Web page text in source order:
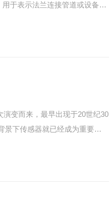
于表示法兰连接管道或设备的
变而来，最早出现于20世纪30
景下传感器就已经成为重要角